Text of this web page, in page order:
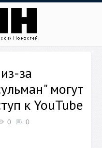
за
могут
к YouTube
0 0